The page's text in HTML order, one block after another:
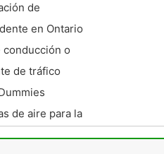
de
en Ontario
o
de tráfico
de aire para la